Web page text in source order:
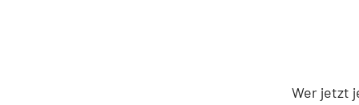
Wer jetzt